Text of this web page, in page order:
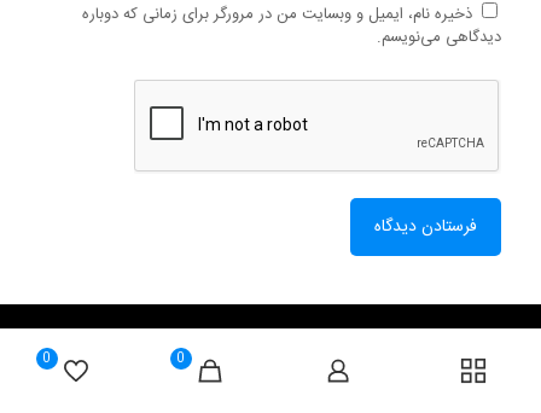
ذخیره نام، ایمیل و وبسایت من در مرورگر برای زمانی که دوباره
دیدگاهی می‌نویسم.
0
0